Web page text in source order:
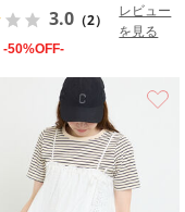
3.0 （2）
レビュー
を見る
-50%OFF-